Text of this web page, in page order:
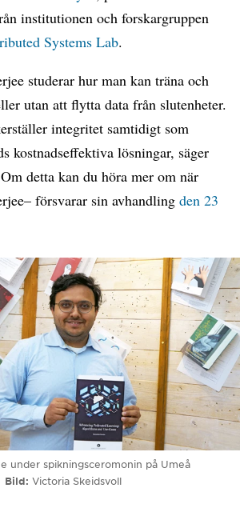
institutionen och forskargruppen
Systems Lab.
studerar hur man kan träna och
utan att flytta data från slutenheter.
integritet samtidigt som
kostnadseffektiva lösningar, säger
detta kan du höra mer om när
försvarar sin avhandling den 23
under spikningsceromonin på Umeå
Bild Victoria Skeidsvoll